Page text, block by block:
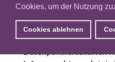
Cookies, um der Nutzung
Cookies ablehnen
First-Party-Daten sind
Niemand möchte sie aus
doch Werbung braucht
Datenpartnerschaften